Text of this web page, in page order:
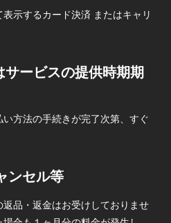
示するカード決済 またはキャリ
サービスの提供時期期
方法の手続きが完了次第、すぐ
ンセル等
品・返金はお受けしておりませ